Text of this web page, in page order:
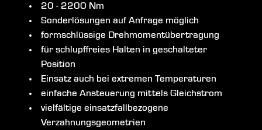
20 - 2200 Nm
Sonderlösungen auf Anfrage möglich
formschlüssige Drehmomentübertragung
für schlupffreies Halten in geschalteter
Position
Einsatz auch bei extremen Temperaturen
einfache Ansteuerung mittels Gleichstrom
vielfältige einsatzfallbezogene
Verzahnungsgeometrien